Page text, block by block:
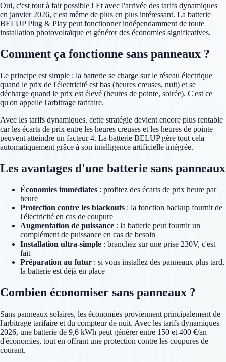
Oui, c'est tout à fait possible ! Et avec l'arrivée des tarifs dynamiques
en janvier 2026, c'est même de plus en plus intéressant. La batterie
BELUP Plug & Play peut fonctionner indépendamment de toute
installation photovoltaïque et générer des économies significatives.
Comment ça fonctionne sans panneaux ?
Le principe est simple : la batterie se charge sur le réseau électrique
quand le prix de l'électricité est bas (heures creuses, nuit) et se
décharge quand le prix est élevé (heures de pointe, soirée). C'est ce
qu'on appelle l'arbitrage tarifaire.
Avec les tarifs dynamiques, cette stratégie devient encore plus rentable
car les écarts de prix entre les heures creuses et les heures de pointe
peuvent atteindre un facteur 4. La batterie BELUP gère tout cela
automatiquement grâce à son intelligence artificielle intégrée.
Les avantages d'une batterie sans panneaux
Économies immédiates : profitez des écarts de prix heure par
heure
Protection contre les blackouts : la fonction backup fournit de
l'électricité en cas de coupure
Augmentation de puissance : la batterie peut fournir un
complément de puissance en cas de besoin
Installation ultra-simple : branchez sur une prise 230V, c'est
fait
Préparation au futur : si vous installez des panneaux plus tard,
la batterie est déjà en place
Combien économiser sans panneaux ?
Sans panneaux solaires, les économies proviennent principalement de
l'arbitrage tarifaire et du compteur de nuit. Avec les tarifs dynamiques
2026, une batterie de 9,6 kWh peut générer entre 150 et 400 €/an
d'économies, tout en offrant une protection contre les coupures de
courant.